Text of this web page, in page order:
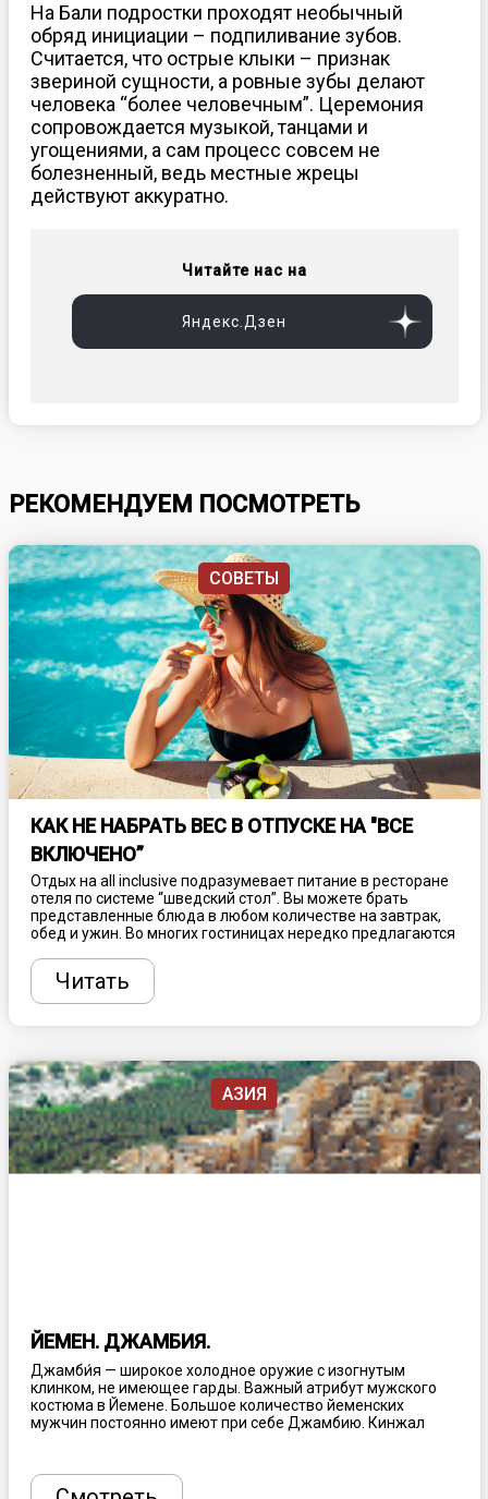
На Бали подростки проходят необычный
обряд инициации – подпиливание зубов.
Считается, что острые клыки – признак
звериной сущности, а ровные зубы делают
человека “более человечным”. Церемония
сопровождается музыкой, танцами и
угощениями, а сам процесс совсем не
болезненный, ведь местные жрецы
действуют аккуратно.
Читайте нас на
Яндекс.Дзен
РЕКОМЕНДУЕМ ПОСМОТРЕТЬ
СОВЕТЫ
КАК НЕ НАБРАТЬ ВЕС В ОТПУСКЕ НА "ВСЕ
ВКЛЮЧЕНО”
Отдых на all inclusive подразумевает питание в ресторане
отеля по системе “шведский стол”. Вы можете брать
представленные блюда в любом количестве на завтрак,
обед и ужин. Во многих гостиницах нередко предлагаются
станциях питания, установленных по всей территории
комплекса: на пляже, в лобби, у бассейна и т.д. Обычно в
ассортименте присутствуют разнообразные закуски,
Читать
АЗИЯ
ЙЕМЕН. ДЖАМБИЯ.
Джамби́я — широкое холодное оружие с изогнутым
клинком, не имеющее гарды. Важный атрибут мужского
костюма в Йемене. Большое количество йеменских
мужчин постоянно имеют при себе Джамбию. Кинжал
специализированный пояс сбоку отчего и пошло его
название, которое переводится как «бок, сторона».